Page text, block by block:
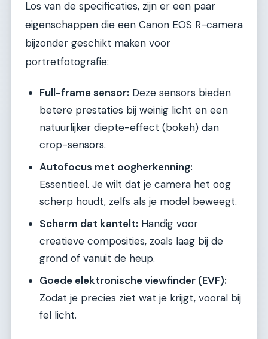
Los van de specificaties, zijn er een paar
eigenschappen die een Canon EOS R-camera
bijzonder geschikt maken voor
portretfotografie:
Full-frame sensor: Deze sensors bieden
betere prestaties bij weinig licht en een
natuurlijker diepte-effect (bokeh) dan
crop-sensors.
Autofocus met oogherkenning:
Essentieel. Je wilt dat je camera het oog
scherp houdt, zelfs als je model beweegt.
Scherm dat kantelt: Handig voor
creatieve composities, zoals laag bij de
grond of vanuit de heup.
Goede elektronische viewfinder (EVF):
Zodat je precies ziet wat je krijgt, vooral bij
fel licht.